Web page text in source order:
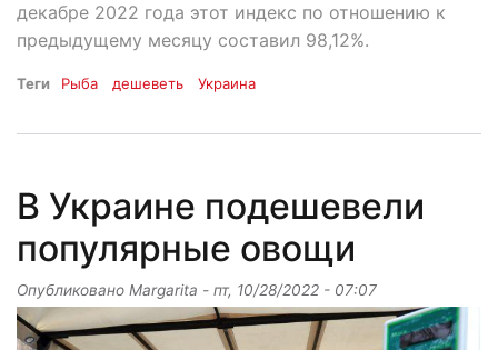
декабре 2022 года этот индекс по отношению к
предыдущему месяцу составил 98,12%.
Теги Рыба дешеветь Украина
В Украине подешевели
популярные овощи
Опубликовано Margarita - пт, 10/28/2022 - 07:07